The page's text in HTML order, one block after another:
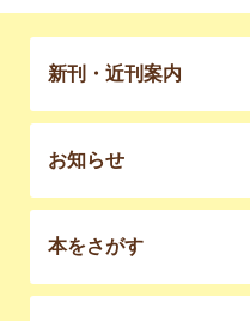
新刊・近刊案内
お知らせ
本をさがす